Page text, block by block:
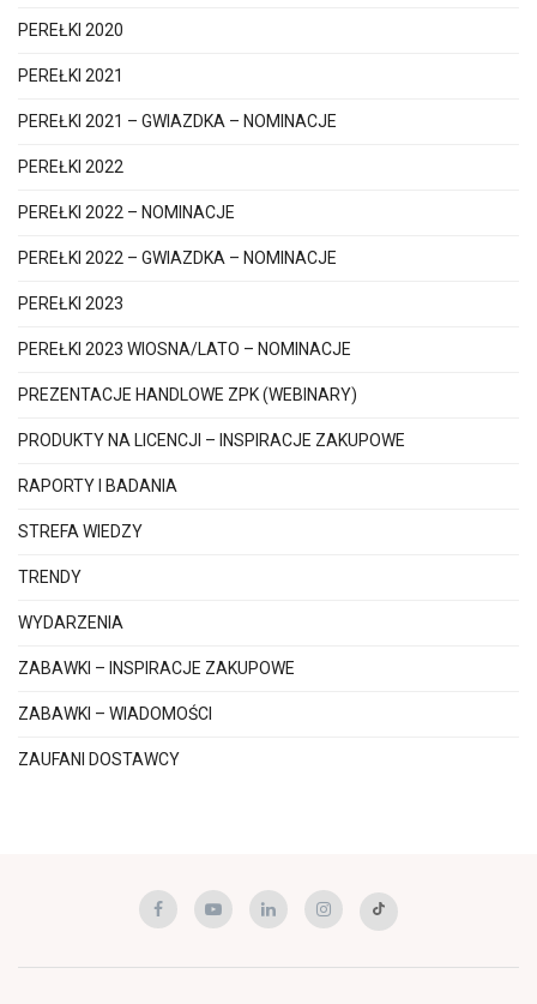
PEREŁKI 2020
PEREŁKI 2021
PEREŁKI 2021 – GWIAZDKA – NOMINACJE
PEREŁKI 2022
PEREŁKI 2022 – NOMINACJE
PEREŁKI 2022 – GWIAZDKA – NOMINACJE
PEREŁKI 2023
PEREŁKI 2023 WIOSNA/LATO – NOMINACJE
PREZENTACJE HANDLOWE ZPK (WEBINARY)
PRODUKTY NA LICENCJI – INSPIRACJE ZAKUPOWE
RAPORTY I BADANIA
STREFA WIEDZY
TRENDY
WYDARZENIA
ZABAWKI – INSPIRACJE ZAKUPOWE
ZABAWKI – WIADOMOŚCI
ZAUFANI DOSTAWCY